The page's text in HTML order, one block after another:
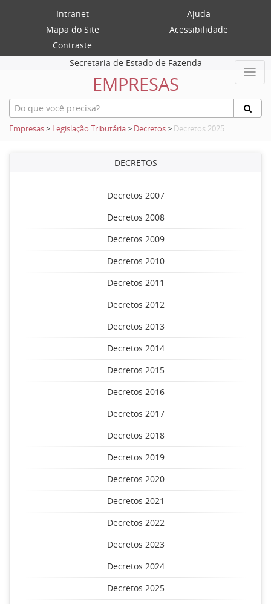
Intranet
Ajuda
Mapa do Site
Acessibilidade
Contraste
Secretaria de Estado de Fazenda
EMPRESAS
Empresas> Legislação Tributária> Decretos> Decretos 2025
DECRETOS
Decretos 2007
Decretos 2008
Decretos 2009
Decretos 2010
Decretos 2011
Decretos 2012
Decretos 2013
Decretos 2014
Decretos 2015
Decretos 2016
Decretos 2017
Decretos 2018
Decretos 2019
Decretos 2020
Decretos 2021
Decretos 2022
Decretos 2023
Decretos 2024
Decretos 2025